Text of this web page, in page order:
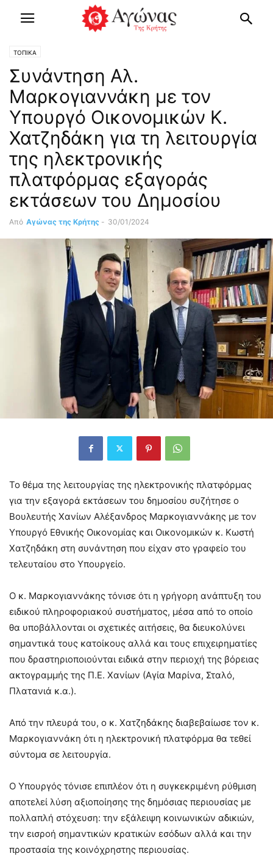
ΤΟΠΙΚΑ
Συνάντηση Αλ.
Μαρκογιαννάκη με τον
Υπουργό Οικονομικών Κ.
Χατζηδάκη για τη λειτουργία
της ηλεκτρονικής
πλατφόρμας εξαγοράς
εκτάσεων του Δημοσίου
Από Αγώνας της Κρήτης - 30/01/2024
Το θέμα της λειτουργίας της ηλεκτρονικής πλατφόρμας
για την εξαγορά εκτάσεων του δημοσίου συζήτησε ο
Βουλευτής Χανίων Αλέξανδρος Μαρκογιαννάκης με τον
Υπουργό Εθνικής Οικονομίας και Οικονομικών κ. Κωστή
Χατζηδάκη στη συνάντηση που είχαν στο γραφείο του
τελευταίου στο Υπουργείο.
Ο κ. Μαρκογιαννάκης τόνισε ότι η γρήγορη ανάπτυξη του
ειδικού πληροφοριακού συστήματος, μέσα από το οποίο
θα υποβάλλονται οι σχετικές αιτήσεις, θα διευκολύνει
σημαντικά τους κατοίκους αλλά και τους επιχειρηματίες
που δραστηριοποιούνται ειδικά στην περιοχή της βόρειας
ακτογραμμής της Π.Ε. Χανίων (Αγία Μαρίνα, Σταλό,
Πλατανιά κ.α.).
Από την πλευρά του, ο κ. Χατζηδάκης διαβεβαίωσε τον κ.
Μαρκογιαννάκη ότι η ηλεκτρονική πλατφόρμα θα τεθεί
σύντομα σε λειτουργία.
Ο Υπουργός τόνισε επιπλέον ότι η συγκεκριμένη ρύθμιση
αποτελεί λύση αξιοποίησης της δημόσιας περιουσίας με
πολλαπλή στόχευση: την εξάλειψη κοινωνικών αδικιών,
την εισροή σημαντικών κρατικών εσόδων αλλά και την
προστασία της κοινόχρηστης περιουσίας.